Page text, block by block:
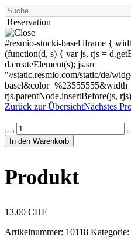
Suche
Reservation
#resmio-stucki-basel iframe {
(function(d, s) { var js, rjs =
d.createElement(s); js.src =
"//static.resmio.com/static/de/
rjs.parentNode.insertBefore(js,
Zurück zur ÜbersichtNächstes
Produkt
Menge
In den Warenkorb
Produkt
13.00 CHF
Artikelnummer: 10118 Kategorie: